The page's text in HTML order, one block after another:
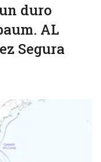
duro
AL
Segura